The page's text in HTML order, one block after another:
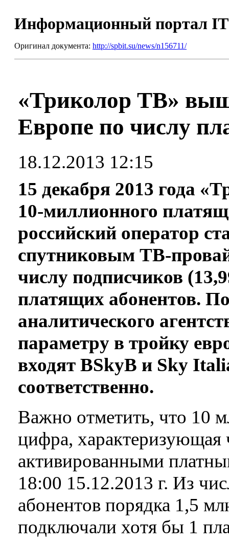
Информационный портал
Оригинал документа: http://spbit.su/news/n156711/
«Триколор ТВ»
Европе по числу
18.12.2013 12:15
15 декабря 2013 года
10-миллионного
российский оператор
спутниковым ТВ-
числу подписчиков
платящих абонентов.
аналитического
параметру в тройку
входят BSkyB и Sky
соответственно.
Важно отметить, что 10
цифра, характеризующая
активированными
18:00 15.12.2013 г. Из
абонентов порядка 1,5
подключали хотя бы 1